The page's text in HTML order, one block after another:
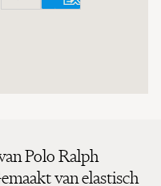
Polo Ralph
van elastisch